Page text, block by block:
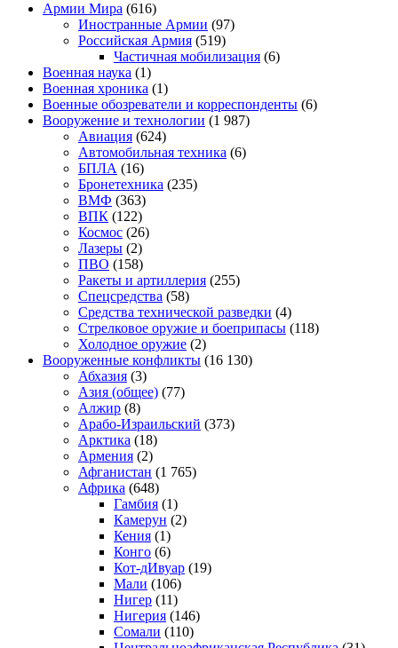
Армии Мира (616)
Иностранные Армии (97)
Российская Армия (519)
Частичная мобилизация (6)
Военная наука (1)
Военная хроника (1)
Военные обозреватели и корреспонденты (6)
Вооружение и технологии (1 987)
Авиация (624)
Автомобильная техника (6)
БПЛА (16)
Бронетехника (235)
ВМФ (363)
ВПК (122)
Космос (26)
Лазеры (2)
ПВО (158)
Ракеты и артиллерия (255)
Спецсредства (58)
Средства технической разведки (4)
Стрелковое оружие и боеприпасы (118)
Холодное оружие (2)
Вооруженные конфликты (16 130)
Абхазия (3)
Азия (общее) (77)
Алжир (8)
Арабо-Израильский (373)
Арктика (18)
Армения (2)
Афганистан (1 765)
Африка (648)
Гамбия (1)
Камерун (2)
Кения (1)
Конго (6)
Кот-дИвуар (19)
Мали (106)
Нигер (11)
Нигерия (146)
Сомали (110)